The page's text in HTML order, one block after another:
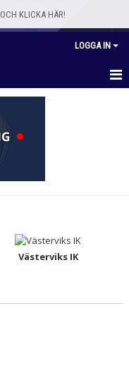
KLICKA HÄR!
LOGGA IN
Västerviks IK